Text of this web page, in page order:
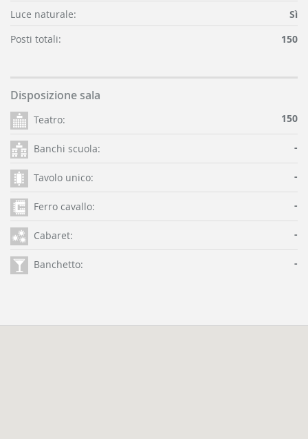
Luce naturale:
Sì
Posti totali:
150
Disposizione sala
Teatro: 150
Banchi scuola: -
Tavolo unico: -
Ferro cavallo: -
Cabaret: -
Banchetto: -